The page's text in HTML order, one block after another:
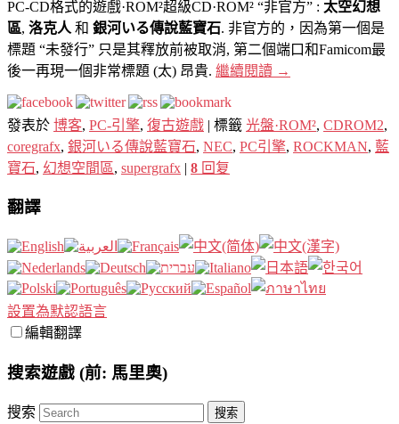
PC-CD格式的遊戲·ROM²超級CD·ROM² “非官方” : 太空幻想
區, 洛克人 和 銀河いる傳說藍寶石. 非官方的，因為第一個是
標題 “未發行” 只是其釋放前被取消, 第二個端口和Famicom最
後一再現一個非常標題 (太) 昂貴. 繼續閱讀 →
發表於 博客, PC-引擎, 復古遊戲 | 標籤 光盤·ROM², CDROM2,
coregrafx, 銀河いる傳說藍寶石, NEC, PC引擎, ROCKMAN, 藍
寶石, 幻想空間區, supergrafx | 8 回复
翻譯
設置為默認語言
編輯翻譯
搜索遊戲 (前: 馬里奧)
搜索